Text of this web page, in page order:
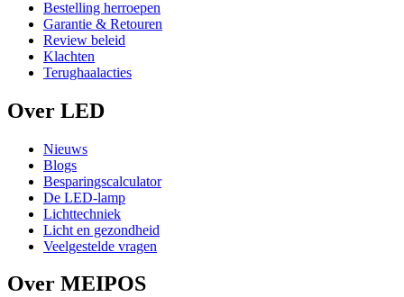
Bestelling herroepen
Garantie & Retouren
Review beleid
Klachten
Terughaalacties
Over LED
Nieuws
Blogs
Besparingscalculator
De LED-lamp
Lichttechniek
Licht en gezondheid
Veelgestelde vragen
Over MEIPOS